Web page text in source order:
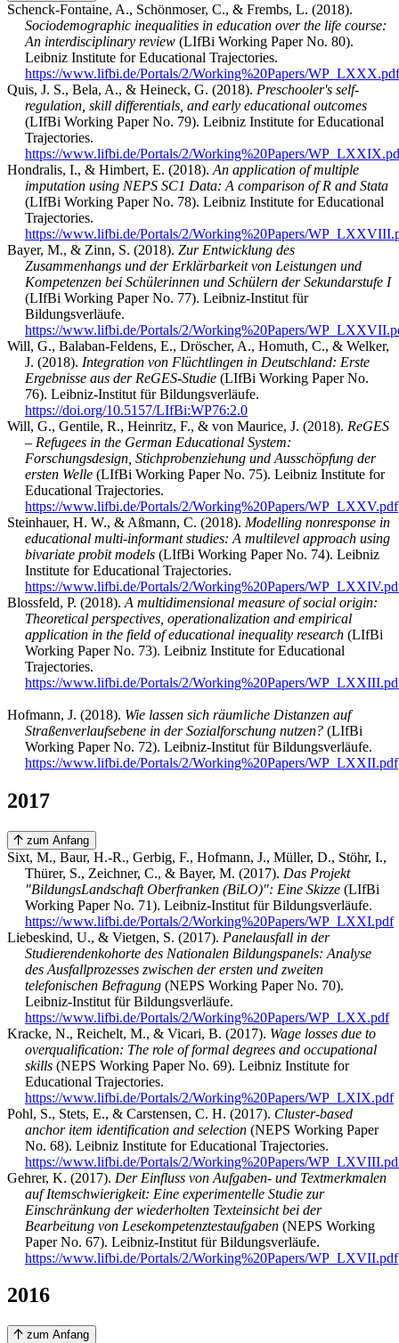
Schenck-Fontaine, A., Schönmoser, C., & Frembs, L. (2018).
Sociodemographic inequalities in education over the life course:
An interdisciplinary review (LIfBi Working Paper No. 80).
Leibniz Institute for Educational Trajectories.
https://www.lifbi.de/Portals/2/Working%20Papers/WP_LXXX.pdf
Quis, J. S., Bela, A., & Heineck, G. (2018). Preschooler's self-
regulation, skill differentials, and early educational outcomes
(LIfBi Working Paper No. 79). Leibniz Institute for Educational
Trajectories.
https://www.lifbi.de/Portals/2/Working%20Papers/
Hondralis, I., & Himbert, E. (2018). An application of multiple
imputation using NEPS SC1 Data: A comparison of R and Stata
(LIfBi Working Paper No. 78). Leibniz Institute for Educational
Trajectories.
https://www.lifbi.de/Portals/2/Working%20Papers/
Bayer, M., & Zinn, S. (2018). Zur Entwicklung des
Zusammenhangs und der Erklärbarkeit von Leistungen und
Kompetenzen bei Schülerinnen und Schülern der Sekundarstufe I
(LIfBi Working Paper No. 77). Leibniz-Institut für
Bildungsverläufe.
https://www.lifbi.de/Portals/2/Working%20Papers/
Will, G., Balaban-Feldens, E., Dröscher, A., Homuth, C., & Welker,
J. (2018). Integration von Flüchtlingen in Deutschland: Erste
Ergebnisse aus der ReGES-Studie (LIfBi Working Paper No.
76). Leibniz-Institut für Bildungsverläufe.
https://doi.org/10.5157/LIfBi:WP76:2.0
Will, G., Gentile, R., Heinritz, F., & von Maurice, J. (2018). ReGES
– Refugees in the German Educational System:
Forschungsdesign, Stichprobenziehung und Ausschöpfung der
ersten Welle (LIfBi Working Paper No. 75). Leibniz Institute for
Educational Trajectories.
https://www.lifbi.de/Portals/2/Working%20Papers/WP_LXXV.pdf
Steinhauer, H. W., & Aßmann, C. (2018). Modelling nonresponse in
educational multi-informant studies: A multilevel approach using
bivariate probit models (LIfBi Working Paper No. 74). Leibniz
Institute for Educational Trajectories.
https://www.lifbi.de/Portals/2/Working%20Papers/
Blossfeld, P. (2018). A multidimensional measure of social origin:
Theoretical perspectives, operationalization and empirical
application in the field of educational inequality research (LIfBi
Working Paper No. 73). Leibniz Institute for Educational
Trajectories.
https://www.lifbi.de/Portals/2/Working%20Papers/
Hofmann, J. (2018). Wie lassen sich räumliche Distanzen auf
Straßenverlaufsebene in der Sozialforschung nutzen? (LIfBi
Working Paper No. 72). Leibniz-Institut für Bildungsverläufe.
https://www.lifbi.de/Portals/2/Working%20Papers/WP_LXXII.pdf
2017
zum Anfang
Sixt, M., Baur, H.-R., Gerbig, F., Hofmann, J., Müller, D., Stöhr, I.,
Thürer, S., Zeichner, C., & Bayer, M. (2017). Das Projekt
"BildungsLandschaft Oberfranken (BiLO)": Eine Skizze (LIfBi
Working Paper No. 71). Leibniz-Institut für Bildungsverläufe.
https://www.lifbi.de/Portals/2/Working%20Papers/WP_LXXI.pdf
Liebeskind, U., & Vietgen, S. (2017). Panelausfall in der
Studierendenkohorte des Nationalen Bildungspanels: Analyse
des Ausfallprozesses zwischen der ersten und zweiten
telefonischen Befragung (NEPS Working Paper No. 70).
Leibniz-Institut für Bildungsverläufe.
https://www.lifbi.de/Portals/2/Working%20Papers/WP_LXX.pdf
Kracke, N., Reichelt, M., & Vicari, B. (2017). Wage losses due to
overqualification: The role of formal degrees and occupational
skills (NEPS Working Paper No. 69). Leibniz Institute for
Educational Trajectories.
https://www.lifbi.de/Portals/2/Working%20Papers/WP_LXIX.pdf
Pohl, S., Stets, E., & Carstensen, C. H. (2017). Cluster-based
anchor item identification and selection (NEPS Working Paper
No. 68). Leibniz Institute for Educational Trajectories.
https://www.lifbi.de/Portals/2/Working%20Papers/
Gehrer, K. (2017). Der Einfluss von Aufgaben- und Textmerkmalen
auf Itemschwierigkeit: Eine experimentelle Studie zur
Einschränkung der wiederholten Texteinsicht bei der
Bearbeitung von Lesekompetenztestaufgaben (NEPS Working
Paper No. 67). Leibniz-Institut für Bildungsverläufe.
https://www.lifbi.de/Portals/2/Working%20Papers/WP_LXVII.pdf
2016
zum Anfang